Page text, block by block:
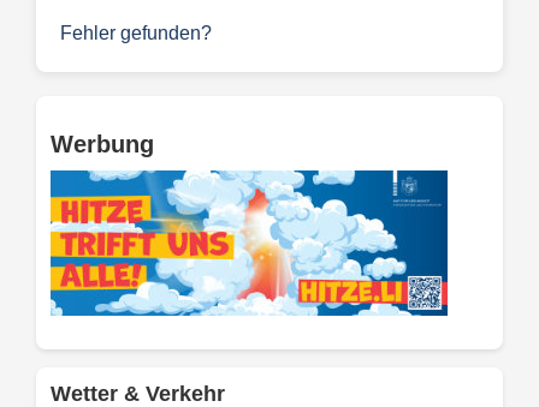
Fehler gefunden?
Werbung
Wetter & Verkehr